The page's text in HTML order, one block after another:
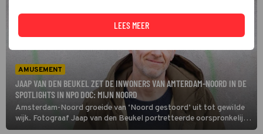
AMUSEMENT
JAAP VAN DEN BEUKEL ZET DE INWONERS VAN AMTERDAM-NOORD IN DE
SPOTLIGHTS IN NPO DOC: MIJN NOORD
Amsterdam-Noord groeide van ‘Noord gestoord’ uit tot gewilde
wijk. Fotograaf Jaap van den Beukel portretteerde oorspronkelijke
bewoners en bundelde hun verhalen vol humor en nuchterheid in de
LEES MEER